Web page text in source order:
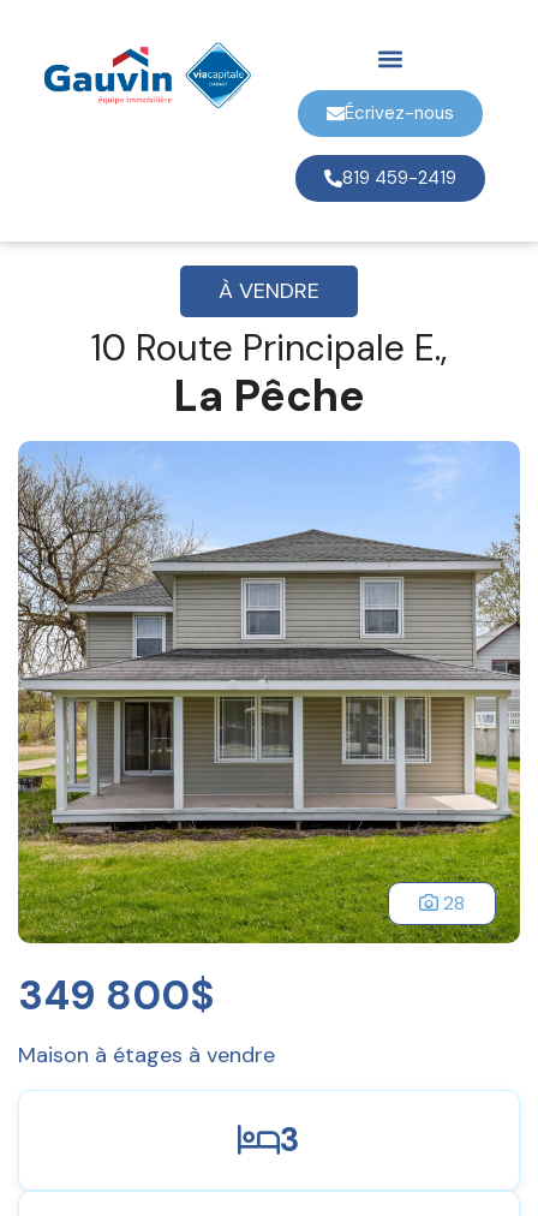
Écrivez-nous
819 459-2419
À VENDRE
10 Route Principale E.,
La Pêche
28
349 800$
Maison à étages à vendre
3